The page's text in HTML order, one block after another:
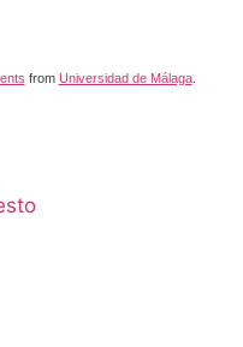
from Universidad de Málaga.